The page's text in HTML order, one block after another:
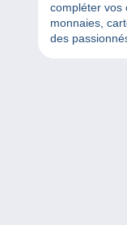
compléter vos
monnaies,
des